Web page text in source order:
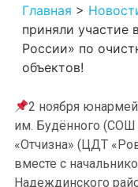
Главная >
приняли участие
России» по
объектов!
2 ноября
им. Будённого (СОШ
«Отчизна» (ЦДТ
вместе с
Надеждинского